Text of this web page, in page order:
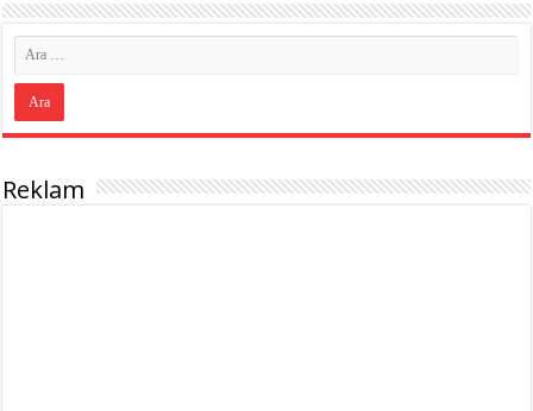
Reklam